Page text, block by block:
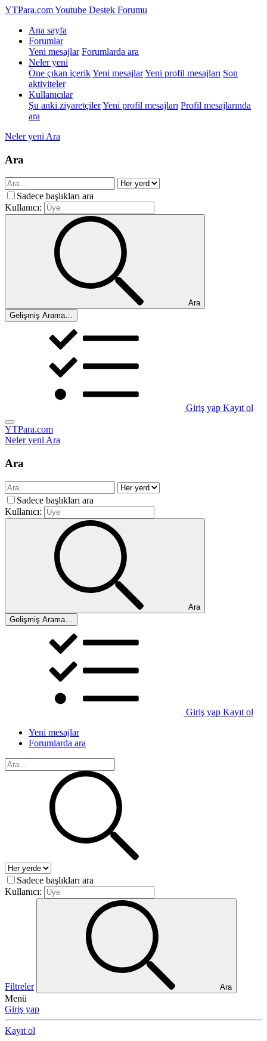
YTPara.comYoutube Destek Forumu
Ana sayfa
Forumlar
Yeni mesajlar Forumlarda ara
Neler yeni
Öne çıkan içerikYeni mesajlarYeni profil mesajları Son
aktiviteler
Kullanıcılar
Şu anki ziyaretçilerYeni profil mesajları Profil mesajlarında
ara
Neler yeni Ara
Ara
Sadece başlıkları ara
Kullanıcı:
Ara
Gelişmiş Arama…
Giriş yap Kayıt ol
YTPara.com
Neler yeniAra
Ara
Sadece başlıkları ara
Kullanıcı:
Ara
Gelişmiş Arama…
Giriş yap Kayıt ol
Yeni mesajlar
Forumlarda ara
Sadece başlıkları ara
Kullanıcı:
Filtreler Ara
Menü
Giriş yap
Kayıt ol